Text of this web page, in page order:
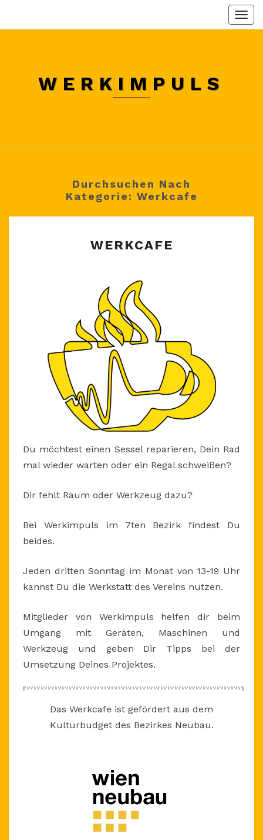
WERKIMPULS
Durchsuchen Nach
Kategorie: Werkcafe
WERKCAFE
Du möchtest einen Sessel reparieren, Dein Rad
mal wieder warten oder ein Regal schweißen?
Dir fehlt Raum oder Werkzeug dazu?
Bei Werkimpuls im 7ten Bezirk findest Du
beides.
Jeden dritten Sonntag im Monat von 13-19 Uhr
kannst Du die Werkstatt des Vereins nutzen.
Mitglieder von Werkimpuls helfen dir beim
Umgang mit Geräten, Maschinen und
Werkzeug und geben Dir Tipps bei der
Umsetzung Deines Projektes.
Das Werkcafe ist gefördert aus dem
Kulturbudget des Bezirkes Neubau.